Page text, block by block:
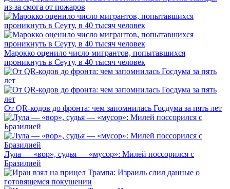
из-за смога от пожаров
Марокко оценило число мигрантов, попытавшихся
проникнуть в Сеуту, в 40 тысяч человек
От QR-кодов до фронта: чем запомнилась Госдума за пять лет
Лула — «вор», судья — «мусор»: Милей поссорился с
Бразилией